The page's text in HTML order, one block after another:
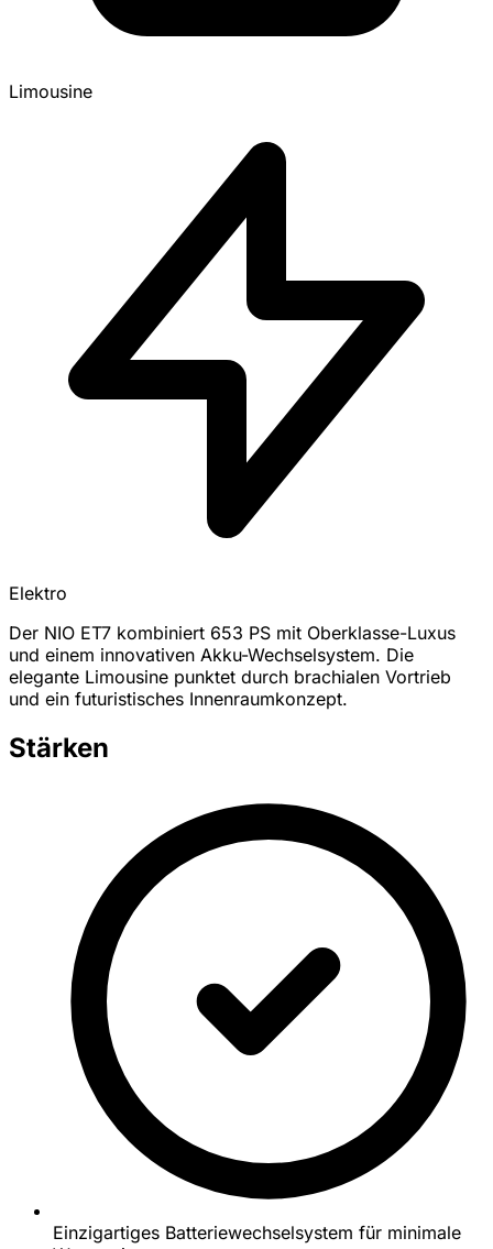
Limousine
Elektro
Der NIO ET7 kombiniert 653 PS mit Oberklasse-Luxus
und einem innovativen Akku-Wechselsystem. Die
elegante Limousine punktet durch brachialen Vortrieb
und ein futuristisches Innenraumkonzept.
Stärken
Einzigartiges Batteriewechselsystem für minimale